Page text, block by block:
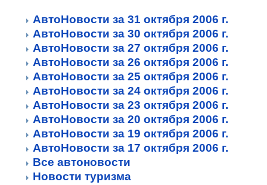
АвтоНовости за 31 октября 2006 г.
АвтоНовости за 30 октября 2006 г.
АвтоНовости за 27 октября 2006 г.
АвтоНовости за 26 октября 2006 г.
АвтоНовости за 25 октября 2006 г.
АвтоНовости за 24 октября 2006 г.
АвтоНовости за 23 октября 2006 г.
АвтоНовости за 20 октября 2006 г.
АвтоНовости за 19 октября 2006 г.
АвтоНовости за 17 октября 2006 г.
Все автоновости
Новости туризма